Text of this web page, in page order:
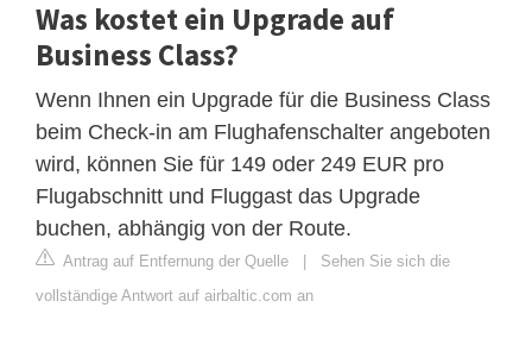
Was kostet ein Upgrade auf
Business Class?
Wenn Ihnen ein Upgrade für die Business Class
beim Check-in am Flughafenschalter angeboten
wird, können Sie für 149 oder 249 EUR pro
Flugabschnitt und Fluggast das Upgrade
buchen, abhängig von der Route.
Antrag auf Entfernung der Quelle | Sehen Sie sich die
vollständige Antwort auf airbaltic.com an